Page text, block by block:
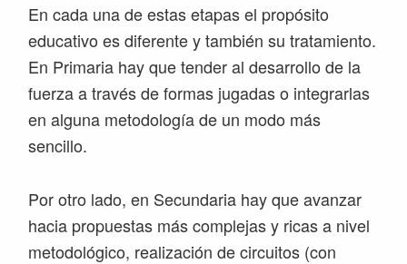
En cada una de estas etapas el propósito
educativo es diferente y también su tratamiento.
En Primaria hay que tender al desarrollo de la
fuerza a través de formas jugadas o integrarlas
en alguna metodología de un modo más
sencillo.
Por otro lado, en Secundaria hay que avanzar
hacia propuestas más complejas y ricas a nivel
metodológico, realización de circuitos (con